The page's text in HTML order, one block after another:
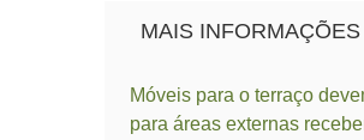
MAIS INFORMAÇÕES
Móveis para o terraço
para áreas externas